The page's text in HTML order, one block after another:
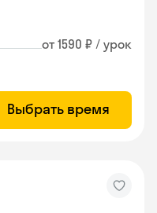
от 1590 ₽ / урок
Выбрать время